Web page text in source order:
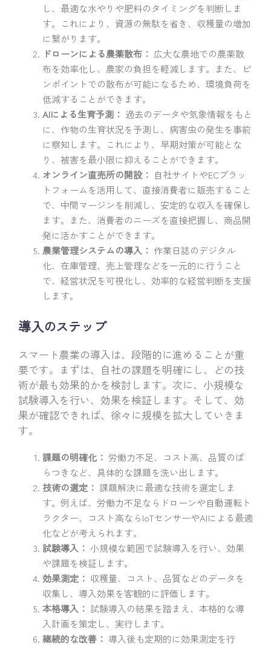
し、最適な水やりや肥料のタイミングを判断しま
す。これにより、資源の無駄を省き、収穫量の増加
に繋がります。
ドローンによる農薬散布： 広大な農地での農薬散
布を効率化し、農家の負担を軽減します。また、ピ
ンポイントでの散布が可能になるため、環境負荷を
低減することができます。
AIによる生育予測： 過去のデータや気象情報をもと
に、作物の生育状況を予測し、病害虫の発生を事前
に察知します。これにより、早期対策が可能とな
り、被害を最小限に抑えることができます。
オンライン直売所の開設： 自社サイトやECプラッ
トフォームを活用して、直接消費者に販売すること
で、中間マージンを削減し、安定的な収入を確保し
ます。また、消費者のニーズを直接把握し、商品開
発に活かすことができます。
農業管理システムの導入： 作業日誌のデジタル
化、在庫管理、売上管理などを一元的に行うこと
で、経営状況を可視化し、効率的な経営判断を支援
します。
導入のステップ
スマート農業の導入は、段階的に進めることが重
要です。まずは、自社の課題を明確にし、どの技
術が最も効果的かを検討します。次に、小規模な
試験導入を行い、効果を検証します。そして、効
果が確認できれば、徐々に規模を拡大していきま
す。
課題の明確化： 労働力不足、コスト高、品質のば
らつきなど、具体的な課題を洗い出します。
技術の選定： 課題解決に最適な技術を選定しま
す。例えば、労働力不足ならドローンや自動運転ト
ラクター、コスト高ならIoTセンサーやAIによる最適
化などが考えられます。
試験導入： 小規模な範囲で試験導入を行い、効果
や課題を検証します。
効果測定： 収穫量、コスト、品質などのデータを
収集し、導入効果を客観的に評価します。
本格導入： 試験導入の結果を踏まえ、本格的な導
入計画を策定し、実行します。
継続的な改善： 導入後も定期的に効果測定を行